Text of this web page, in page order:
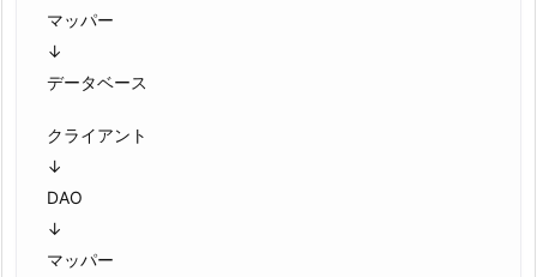
マッパー
↓
データベース
クライアント
↓
DAO
↓
マッパー